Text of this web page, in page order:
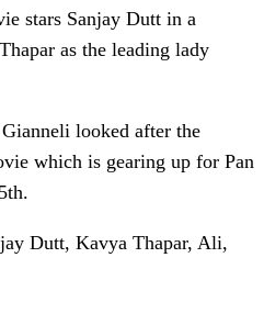
stars Sanjay Dutt in a
as the leading lady
looked after the
which is gearing up for Pan
Dutt, Kavya Thapar, Ali,